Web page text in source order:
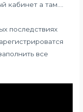
кабинет а там….
последствиях
все